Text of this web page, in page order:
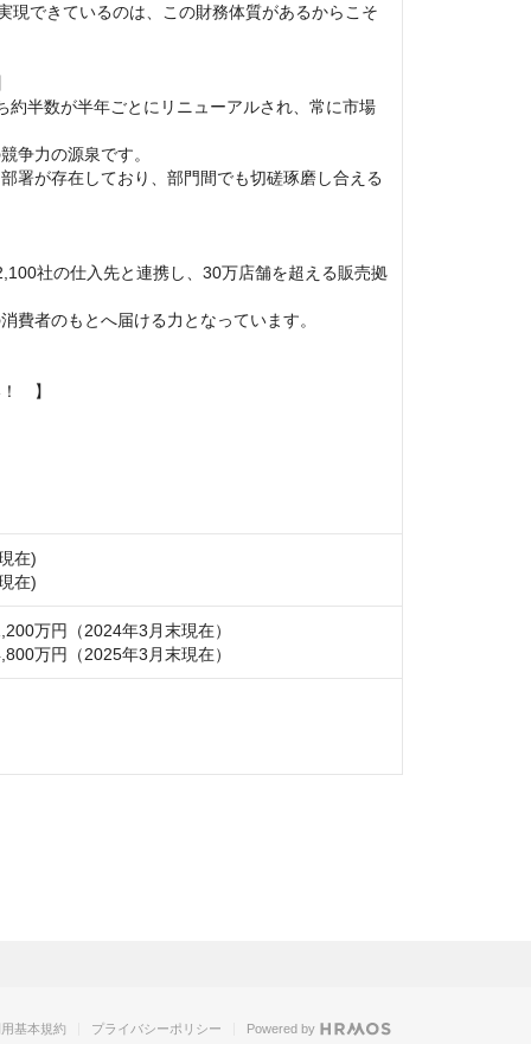
現できているのは、この財務体質があるからこそ
半数が半年ごとにリニューアルされ、常に市場
争力の源泉です。
署が存在しており、部門間でも切磋琢磨し合える
社の仕入先と連携し、30万店舗を超える販売拠
費者のもとへ届ける力となっています。
　】
在)
在)
万円（2024年3月末現在）
万円（2025年3月末現在）
基本規約 プライバシーポリシー Powered by